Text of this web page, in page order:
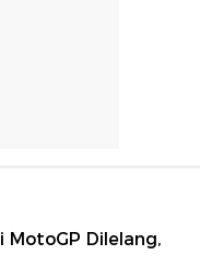
MotoGP Dilelang,